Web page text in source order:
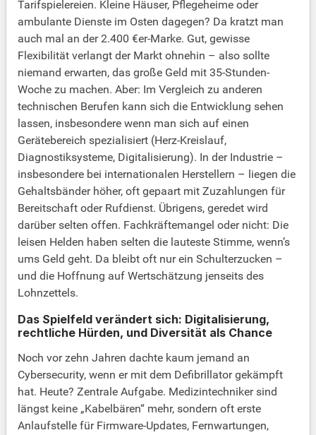
Tarifspielereien. Kleine Häuser, Pflegeheime oder
ambulante Dienste im Osten dagegen? Da kratzt man
auch mal an der 2.400 €er-Marke. Gut, gewisse
Flexibilität verlangt der Markt ohnehin – also sollte
niemand erwarten, das große Geld mit 35-Stunden-
Woche zu machen. Aber: Im Vergleich zu anderen
technischen Berufen kann sich die Entwicklung sehen
lassen, insbesondere wenn man sich auf einen
Gerätebereich spezialisiert (Herz-Kreislauf,
Diagnostiksysteme, Digitalisierung). In der Industrie –
insbesondere bei internationalen Herstellern – liegen die
Gehaltsbänder höher, oft gepaart mit Zuzahlungen für
Bereitschaft oder Rufdienst. Übrigens, geredet wird
darüber selten offen. Fachkräftemangel oder nicht: Die
leisen Helden haben selten die lauteste Stimme, wenn’s
ums Geld geht. Da bleibt oft nur ein Schulterzucken –
und die Hoffnung auf Wertschätzung jenseits des
Lohnzettels.
Das Spielfeld verändert sich: Digitalisierung,
rechtliche Hürden, und Diversität als Chance
Noch vor zehn Jahren dachte kaum jemand an
Cybersecurity, wenn er mit dem Defibrillator gekämpft
hat. Heute? Zentrale Aufgabe. Medizintechniker sind
längst keine „Kabelbären“ mehr, sondern oft erste
Anlaufstelle für Firmware-Updates, Fernwartungen,